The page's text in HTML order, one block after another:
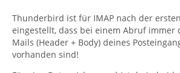
Thunderbird ist für IMAP nach der
eingestellt, dass bei einem Abruf immer
Mails (Header + Body) deines
vorhanden sind!